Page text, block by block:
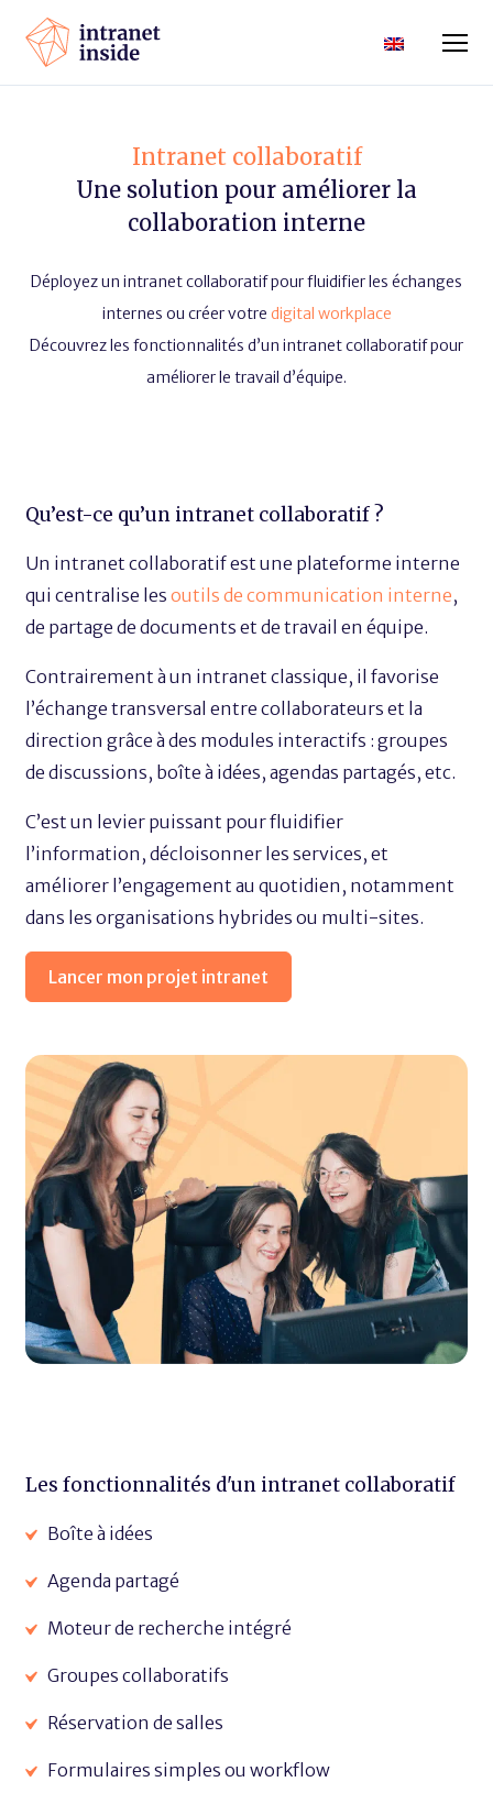
Intranet collaboratif
Une solution pour améliorer la
collaboration interne
Déployez un intranet collaboratif pour fluidifier les échanges
internes ou créer votre digital workplace
Découvrez les fonctionnalités d’un intranet collaboratif pour
améliorer le travail d’équipe.
Qu’est-ce qu’un intranet collaboratif ?
Un intranet collaboratif est une plateforme interne
qui centralise lesoutils de communication interne,
de partage de documents et de travail en équipe.
Contrairement à un intranet classique, il favorise
l’échange transversal entre collaborateurs et la
direction grâce à des modules interactifs : groupes
de discussions, boîte à idées, agendas partagés, etc.
C’est un levier puissant pour fluidifier
l’information, décloisonner les services, et
améliorer l’engagement au quotidien, notamment
dans les organisations hybrides ou multi-sites.
Lancer mon projet intranet
Les fonctionnalités d'un intranet collaboratif
Boîte à idées
Agenda partagé
Moteur de recherche intégré
Groupes collaboratifs
Réservation de salles
Formulaires simples ou workflow